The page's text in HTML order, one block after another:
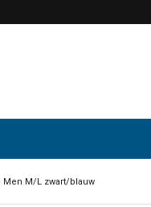
Men M/L zwart/blauw